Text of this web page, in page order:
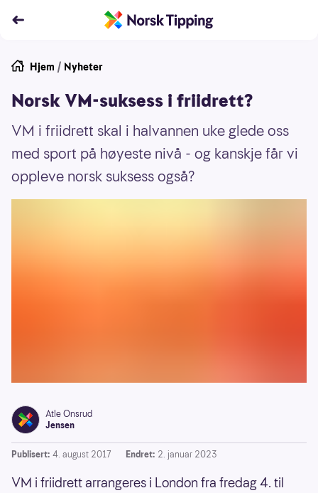
Hjem / Nyheter
Norsk VM-suksess i friidrett?
VM i friidrett skal i halvannen uke glede oss
med sport på høyeste nivå - og kanskje får vi
oppleve norsk suksess også?
Atle Onsrud
Jensen
Publisert: 4. august 2017 Endret: 2. januar 2023
VM i friidrett arrangeres i London fra fredag 4. til